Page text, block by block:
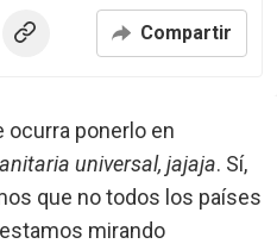
Compartir
ocurra ponerlo en
universal, jajaja. Sí,
que no todos los países
mirando